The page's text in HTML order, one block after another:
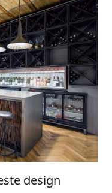
design